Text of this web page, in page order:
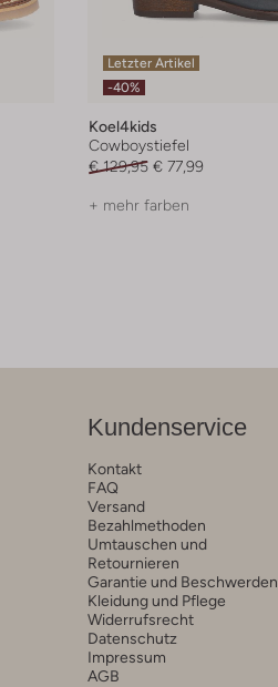
Letzter Artikel
-40%
Koel4kids
Cowboystiefel
€ 129,95 € 77,99
+ mehr farben
Kundenservice
Kontakt
FAQ
Versand
Bezahlmethoden
Umtauschen und
Retournieren
Garantie und Beschwerden
Kleidung und Pflege
Widerrufsrecht
Datenschutz
Impressum
AGB